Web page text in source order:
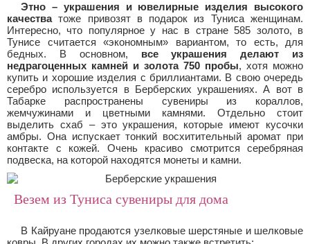
Этно – украшения и ювелирные изделия высокого
качестватоже привозят в подарок из Туниса женщинам.
Интересно, что популярное у нас в стране 585 золото, в
Тунисе считается «экономным» вариантом, то есть, для
бедных. В основном, все украшения делают из
недрагоценных камней и золота 750 пробы, хотя можно
купить и хорошие изделия с бриллиантами. В свою очередь
серебро используется в Берберских украшениях. А вот в
Табарке распространены сувениры из кораллов,
жемчужинами и цветными камнями. Отдельно стоит
выделить схаб – это украшения, которые имеют кусочки
амбры. Она испускает тонкий восхитительный аромат при
контакте с кожей. Очень красиво смотрится серебряная
подвеска, на которой находятся монеты и камни.
Везем из Туниса сувениры для дома
В Кайруане продаются узелковые шерстяные и шелковые